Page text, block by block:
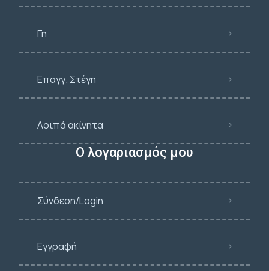
Γη
Επαγγ. Στέγη
Λοιπά ακίνητα
Ο λογαριασμός μου
Σύνδεση/Login
Εγγραφή